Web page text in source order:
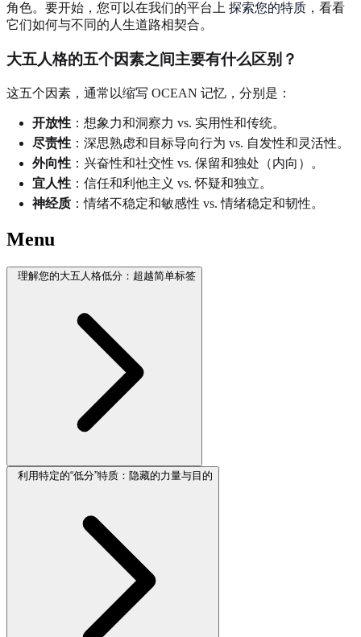
角色。要开始，您可以在我们的平台上 探索您的特质 ，看看
它们如何与不同的人生道路相契合。
大五人格的五个因素之间主要有什么区别？
这五个因素，通常以缩写 OCEAN 记忆，分别是：
开放性 ：想象力和洞察力 vs. 实用性和传统。
尽责性 ：深思熟虑和目标导向行为 vs. 自发性和灵活性。
外向性 ：兴奋性和社交性 vs. 保留和独处（内向）。
宜人性 ：信任和利他主义 vs. 怀疑和独立。
神经质 ：情绪不稳定和敏感性 vs. 情绪稳定和韧性。
Menu
理解您的大五人格低分：超越简单标签
利用特定的“低分”特质：隐藏的力量与目的